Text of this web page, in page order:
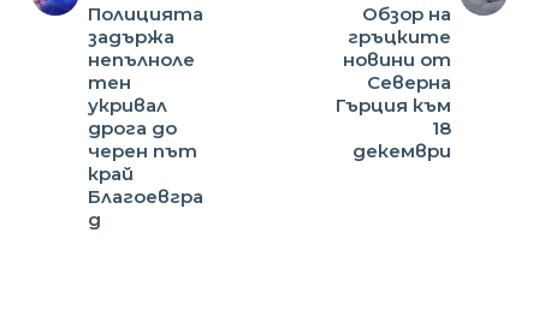
Полицията
задържа
непълноле
тен
укривал
дрога до
черен път
край
Благоевгра
д
Обзор на
гръцките
новини от
Северна
Гърция към
18
декември